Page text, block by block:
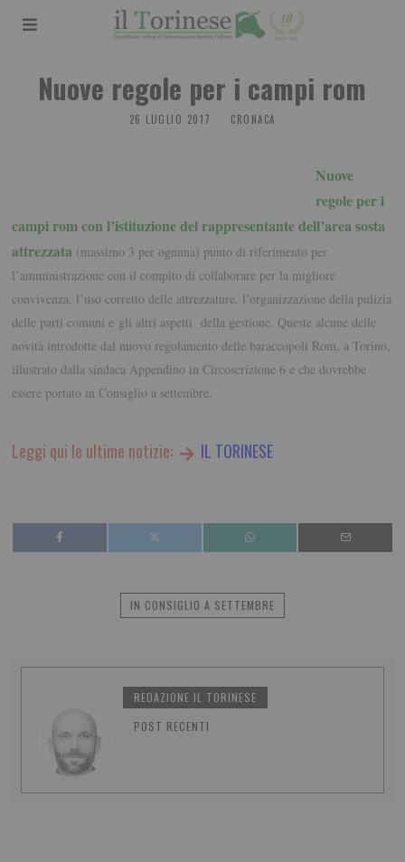
Nuove regole per i campi rom
26 LUGLIO 2017 CRONACA
Nuove
regole per i
campi rom con l’istituzione del rappresentante dell’area sosta
attrezzata (massimo 3 per ognuna) punto di riferimento per
l’amministrazione con il compito di collaborare per la migliore
convivenza, l’uso corretto delle attrezzature, l’organizzazione della pulizia
delle parti comuni e gli altri aspetti della gestione. Queste alcune delle
novità introdotte dal nuovo regolamento delle baraccopoli Rom, a Torino,
illustrato dalla sindaca Appendino in Circoscrizione 6 e che dovrebbe
essere portato in Consiglio a settembre.
Leggi qui le ultime notizie: IL TORINESE
IN CONSIGLIO A SETTEMBRE
REDAZIONE IL TORINESE
POST RECENTI